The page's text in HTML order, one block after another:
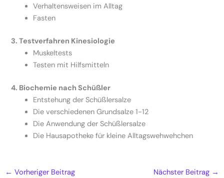
Verhaltensweisen im Alltag
Fasten
3. Testverfahren Kinesiologie
Muskeltests
Testen mit Hilfsmitteln
4. Biochemie nach Schüßler
Entstehung der Schüßlersalze
Die verschiedenen Grundsalze 1-12
Die Anwendung der Schüßlersalze
Die Hausapotheke für kleine Alltagswehwehchen
← Vorheriger Beitrag Nächster Beitrag →